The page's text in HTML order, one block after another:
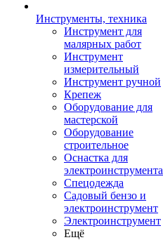
Инструменты, техника
Инструмент для
малярных работ
Инструмент
измерительный
Инструмент ручной
Крепеж
Оборудование для
мастерской
Оборудование
строительное
Оснастка для
электроинструмента
Спецодежда
Садовый бензо и
электроинструмент
Электроинструмент
Ещё